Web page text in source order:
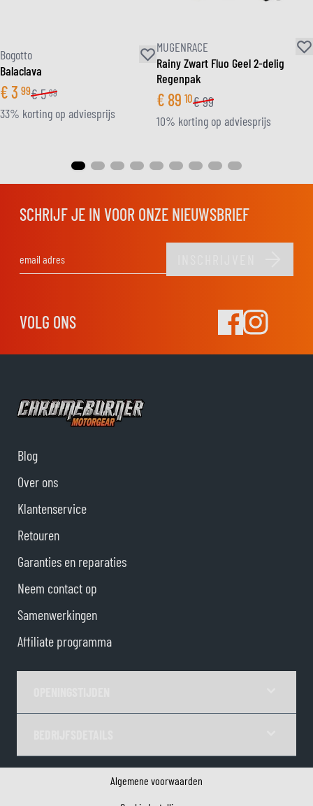
Bogotto
Balaclava
€3 99€5 99
33% korting op adviesprijs
MUGENRACE
Rainy Zwart Fluo Geel 2-delig
Regenpak
€ 89 10€99
10% korting op adviesprijs
SCHRIJF JE IN VOOR ONZE NIEUWSBRIEF
VOLG ONS
Blog
Over ons
Klantenservice
Retouren
Garanties en reparaties
Neem contact op
Samenwerkingen
Affiliate programma
Algemene voorwaarden